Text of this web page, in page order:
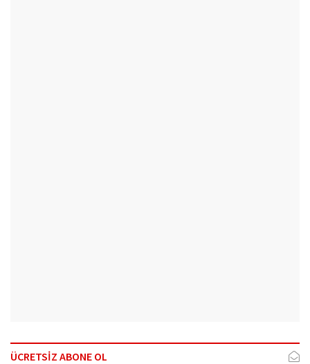
ÜCRETSİZ ABONE OL